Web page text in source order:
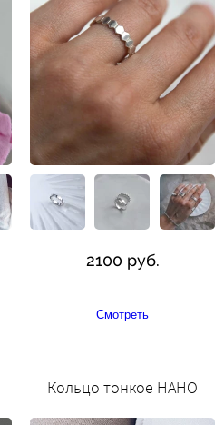
2100 руб.
Смотреть
Кольцо тонкое НАНО